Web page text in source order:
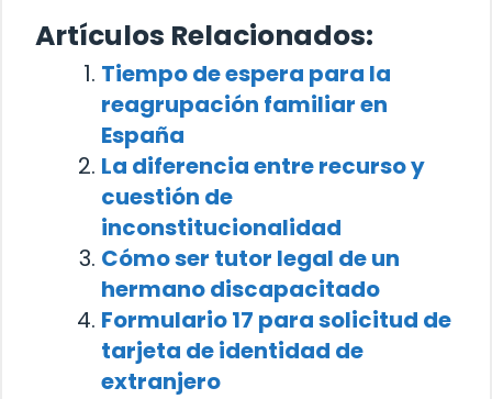
Artículos Relacionados:
Tiempo de espera para la
reagrupación familiar en
España
La diferencia entre recurso y
cuestión de
inconstitucionalidad
Cómo ser tutor legal de un
hermano discapacitado
Formulario 17 para solicitud de
tarjeta de identidad de
extranjero